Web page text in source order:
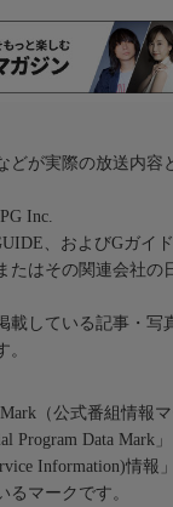
どが実際の放送内容
Inc.
、およびGガイ
たはその関連会社の
載している記事・写
（公式番組情報マ
Program Data Mark
Information)情報
るマークです。